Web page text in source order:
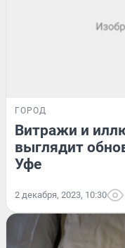
ГОРОД
Витражи и
выглядит
Уфе
2 декабря, 2023, 10:30